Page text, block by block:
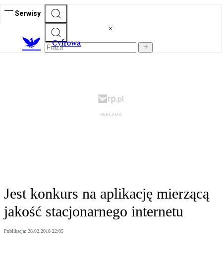
Serwisy
Cyfrowa
Jest konkurs na aplikację mierzącą
jakość stacjonarnego internetu
Publikacja: 26.02.2018 22:05